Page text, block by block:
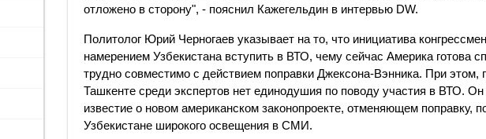
отложено в сторону", - пояснил Кажегельдин в интервью DW.
Политолог Юрий Черногаев указывает на то, что инициатива
намерением Узбекистана вступить в ВТО, чему сейчас Америка готова
трудно совместимо с действием поправки Джексона-Вэнника. При этом,
Ташкенте среди экспертов нет единодушия по поводу участия в ВТО. Он
известие о новом американском законопроекте, отменяющем поправку,
Узбекистане широкого освещения в СМИ.